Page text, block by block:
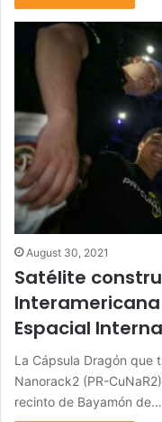
August 30, 2021
Satélite
Espacial
La Cápsula Dragón que
Nanorack2 (PR-
recinto de Bayamón de…